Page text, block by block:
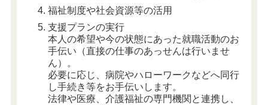
福祉制度や社会資源等の活用
支援プランの実行
本人の希望や今の状態にあった就職活動のお
手伝い（直接の仕事のあっせんは行いませ
ん）。
必要に応じ、病院やハローワークなどへ同行
し手続き等をお手伝いします。
法律や医療、介護福祉の専門機関と連携し、